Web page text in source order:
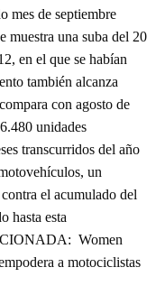
mes de septiembre
muestra una suba del 20
en el que se habían
también alcanza
con agosto de
unidades
transcurridos del año
un
el acumulado del
hasta esta
Women
a motociclistas